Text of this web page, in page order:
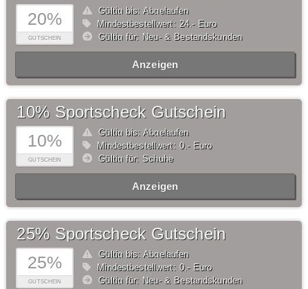
20%
GUTSCHEIN
Gültig bis: Abgelaufen
Mindestbestellwert: 24,- Euro
Gültig für: Neu- & Bestandskunden
Anzeigen
10%
GUTSCHEIN
10% Sportscheck Gutschein
Gültig bis: Abgelaufen
Mindestbestellwert: 0,- Euro
Gültig für: Schuhe
Anzeigen
25%
GUTSCHEIN
25% Sportscheck Gutschein
Gültig bis: Abgelaufen
Mindestbestellwert: 0,- Euro
Gültig für: Neu- & Bestandskunden